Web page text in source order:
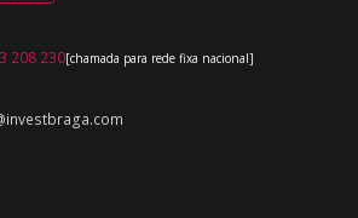
208 230[chamada para rede fixa nacional]